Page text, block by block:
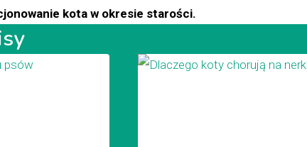
kota w okresie starości.